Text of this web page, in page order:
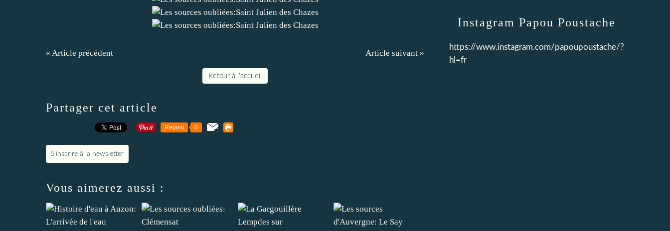
« Article précédent Article suivant »
Retour à l'accueil
Partager cet article
Repost 0
S'inscrire à la newsletter
Vous aimerez aussi :
Instagram Papou Poustache
https://www.instagram.com/papoupoustache/?
hl=fr